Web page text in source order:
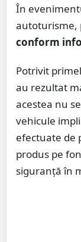
În
autoturisme,
conform
Potrivit
au rezultat
acestea nu
vehicule
efectuate de
produs pe
siguranță în